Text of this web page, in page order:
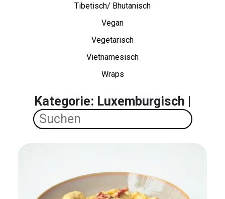
Tibetisch/ Bhutanisch
Vegan
Vegetarisch
Vietnamesisch
Wraps
Kategorie: Luxemburgisch |